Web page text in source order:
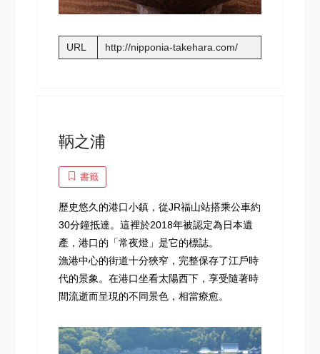
URL http://nipponia-takehara.com/
鞆之浦
書籤
歷史悠久的港口小鎮，從JR福山站搭乘公車約
30分鐘抵達。這裡於2018年被認定為日本遺
產，港口的「常夜燈」是它的標誌。
漁港中心的街道十分狹窄，完整保存了江戶時
代的景象。在港口坐看太陽西下，享受隨著時
間流逝而呈現的不同景色，相當療愈。